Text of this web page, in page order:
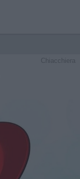
Chiacchiera